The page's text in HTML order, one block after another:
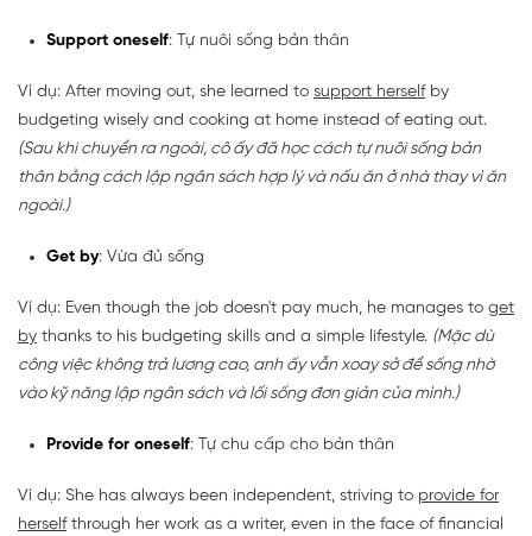
Support oneself: Tự nuôi sống bản thân
Ví dụ: After moving out, she learned to support herselfby
budgeting wisely and cooking at home instead of eating out.
(Sau khi chuyển ra ngoài, cô ấy đã học cách tự nuôi sống bản
thân bằng cách lập ngân sách hợp lý và nấu ăn ở nhà thay vì ăn
ngoài.)
Get by: Vừa đủ sống
Ví dụ: Even though the job doesn't pay much, he manages to get
by thanks to his budgeting skills and a simple lifestyle. (Mặc dù
công việc không trả lương cao, anh ấy vẫn xoay sở để sống nhờ
vào kỹ năng lập ngân sách và lối sống đơn giản của mình.)
Provide for oneself: Tự chu cấp cho bản thân
Ví dụ: She has always been independent, striving to provide for
herselfthrough her work as a writer, even in the face of financial